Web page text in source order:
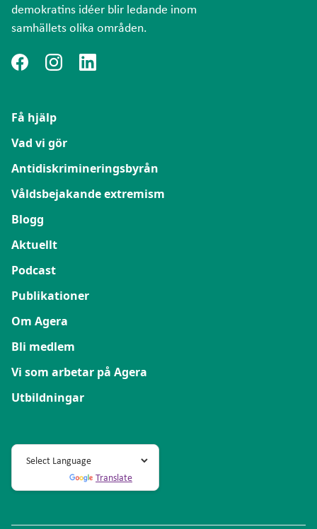
demokratins idéer blir ledande inom
samhällets olika områden.
Få hjälp
Vad vi gör
Antidiskrimineringsbyrån
Våldsbejakande extremism
Blogg
Aktuellt
Podcast
Publikationer
Om Agera
Bli medlem
Vi som arbetar på Agera
Utbildningar
Translate